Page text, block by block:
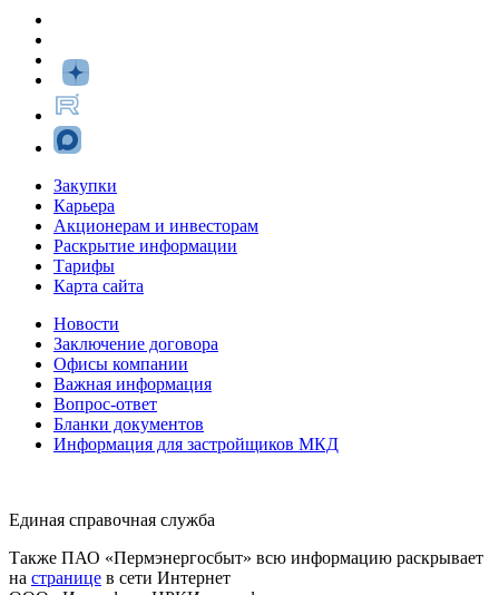
Закупки
Карьера
Акционерам и инвесторам
Раскрытие информации
Тарифы
Карта сайта
Новости
Заключение договора
Офисы компании
Важная информация
Вопрос-ответ
Бланки документов
Информация для застройщиков МКД
Единая справочная служба
Также ПАО «Пермэнергосбыт» всю информацию раскрывает
на странице в сети Интернет